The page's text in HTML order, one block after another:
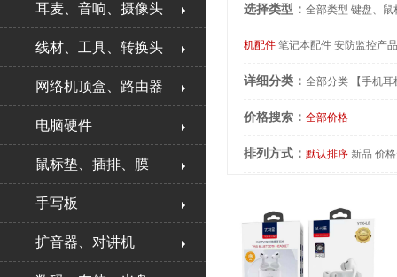
耳麦、音响、摄像头
线材、工具、转换头
网络机顶盒、路由器
电脑硬件
鼠标垫、插排、膜
手写板
扩音器、对讲机
选择类型： 全部类型 键盘、鼠
机配件 笔记本配件 安防监控产品
详细分类： 全部分类 【手机
价格搜索： 全部价格
排列方式： 默认排序 新品 价